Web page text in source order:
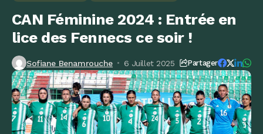
CAN Féminine 2024 : Entrée en
lice des Fennecs ce soir !
Sofiane Benamrouche 6 Juillet 2025 Partager